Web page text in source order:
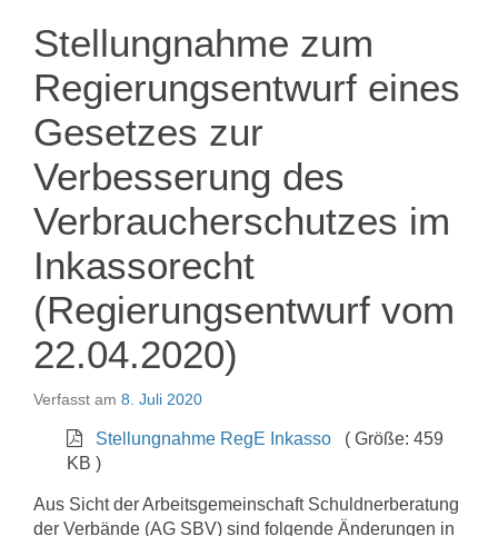
Stellungnahme zum
Regierungsentwurf eines
Gesetzes zur
Verbesserung des
Verbraucherschutzes im
Inkassorecht
(Regierungsentwurf vom
22.04.2020)
Verfasst am 8. Juli 2020
Stellungnahme RegE Inkasso
( Größe: 459
KB )
Aus Sicht der Arbeitsgemeinschaft Schuldnerberatung
der Verbände (AG SBV) sind folgende Änderungen in